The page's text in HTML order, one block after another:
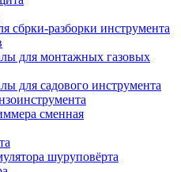
сбрки-разборки инструмента
для монтажных газовых
для садового инструмента
сменная
шуруповёрта